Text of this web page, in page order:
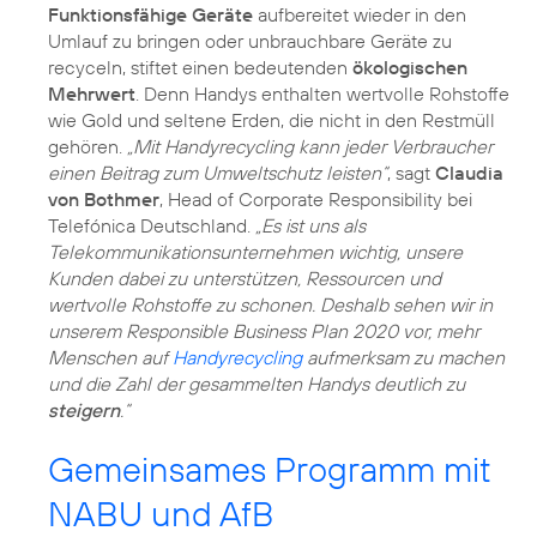
Funktionsfähige Geräte aufbereitet wieder in den
Umlauf zu bringen oder unbrauchbare Geräte zu
recyceln, stiftet einen bedeutenden ökologischen
Mehrwert . Denn Handys enthalten wertvolle Rohstoffe
wie Gold und seltene Erden, die nicht in den Restmüll
gehören.
„Mit Handyrecycling kann jeder Verbraucher
einen Beitrag zum Umweltschutz leisten“, sagt Claudia
von Bothmer, Head of Corporate Responsibility bei
Telefónica Deutschland.
„Es ist uns als
Telekommunikationsunternehmen wichtig, unsere
Kunden dabei zu unterstützen, Ressourcen und
wertvolle Rohstoffe zu schonen. Deshalb sehen wir in
unserem Responsible Business Plan 2020 vor, mehr
Menschen aufHandyrecyclingaufmerksam zu machen
und die Zahl der gesammelten Handys deutlich zu
steigern.“
Gemeinsames Programm mit
NABU und AfB